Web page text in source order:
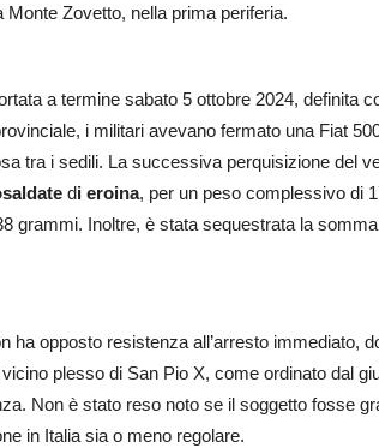
Zovetto, nella prima periferia.
a termine sabato 5 ottobre 2024, definita
i militari avevano fermato una Fiat
tra i sedili. La successiva perquisizione del
di eroina, per un peso complessivo di
grammi. Inoltre, è stata sequestrata la
ha opposto resistenza all’arresto immediato,
plesso di San Pio X, come ordinato dal
Non è stato reso noto se il soggetto fosse
in Italia sia o meno regolare.